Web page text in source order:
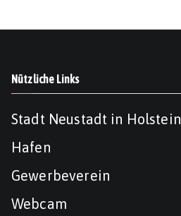
Nützliche Links
Stadt Neustadt in Holstein
Hafen
Gewerbeverein
Webcam